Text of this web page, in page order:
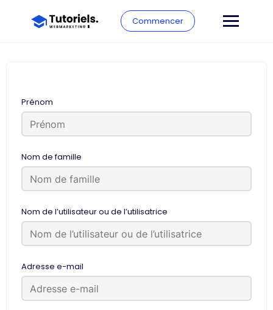
Commencer
Prénom
Nom de famille
Nom de l’utilisateur ou de l’utilisatrice
Adresse e-mail